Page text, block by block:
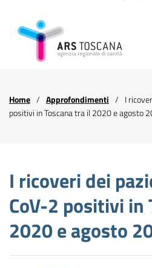
Home Approfondimenti
I
positivi in Toscana tra il 2020 e agosto
I ricoveri dei
CoV-2 positivi in
2020 e agosto